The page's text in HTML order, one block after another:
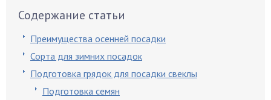
Содержание статьи
Преимущества осенней посадки
Сорта для зимних посадок
Подготовка грядок для посадки свеклы
Подготовка семян